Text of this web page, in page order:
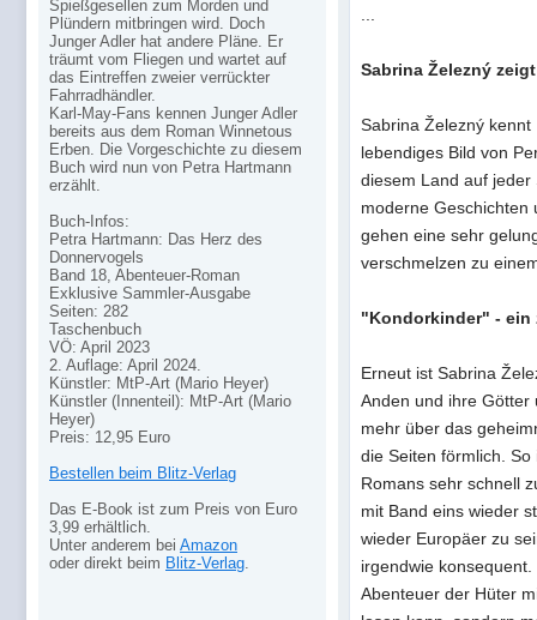
Sabrina Železný
Sabrina Železný
lebendiges Bild von
diesem Land auf jeder
moderne Geschichten
gehen eine sehr
verschmelzen zu
"Kondorkinder" - ein
Erneut ist Sabrina
Anden und ihre Götter
mehr über das
die Seiten förmlich.
Romans sehr schnell
mit Band eins wieder
wieder Europäer zu
irgendwie
Abenteuer der Hüter
Spießgesellen zum Morden und
Plündern mitbringen wird. Doch
Junger Adler hat andere Pläne. Er
träumt vom Fliegen und wartet auf
das Eintreffen zweier verrückter
Fahrradhändler.
Karl-May-Fans kennen Junger Adler
bereits aus dem Roman Winnetous
Erben. Die Vorgeschichte zu diesem
Buch wird nun von Petra Hartmann
erzählt.
Buch-Infos:
Petra Hartmann: Das Herz des
Donnervogels
Band 18, Abenteuer-Roman
Exklusive Sammler-Ausgabe
Seiten: 282
Taschenbuch
VÖ: April 2023
2. Auflage: April 2024.
Künstler: MtP-Art (Mario Heyer)
Künstler (Innenteil): MtP-Art (Mario
Heyer)
Preis: 12,95 Euro
Bestellen beim Blitz-Verlag
Das E-Book ist zum Preis von Euro
3,99 erhältlich.
Unter anderem bei Amazon
oder direkt beim Blitz-Verlag.